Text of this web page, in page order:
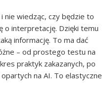
nie wiedząc, czy będzie to
o interpretację. Dzięki temu
informację. To ma dać
– od prostego testu na
praktyk zakazanych, po
na AI. To elastyczne